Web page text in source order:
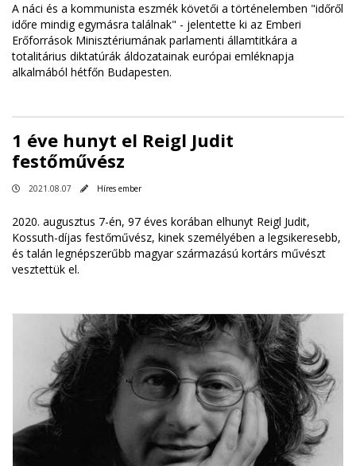
A náci és a kommunista eszmék követői a történelemben "időről
időre mindig egymásra találnak" - jelentette ki az Emberi
Erőforrások Minisztériumának parlamenti államtitkára a
totalitárius diktatúrák áldozatainak európai emléknapja
alkalmából hétfőn Budapesten.
1 éve hunyt el Reigl Judit
festőművész
2021.08.07 Híres ember
2020. augusztus 7-én, 97 éves korában elhunyt Reigl Judit,
Kossuth-díjas festőművész, kinek személyében a legsikeresebb,
és talán legnépszerűbb magyar származású kortárs művészt
vesztettük el.